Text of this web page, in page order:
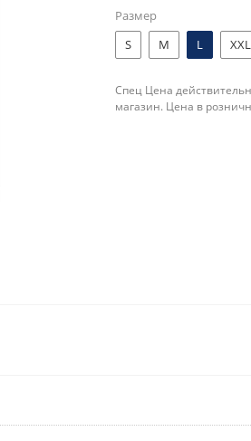
Размер
S
M L XXL
Спец Цена
магазин. Цена в